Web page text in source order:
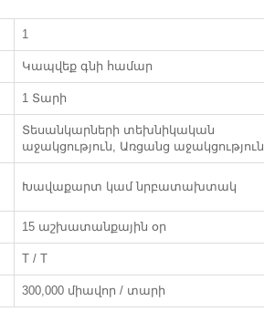
1
Կապվեք գնի համար
1 Տարի
Տեսանկարների տեխնիկական
աջակցություն, Առցանց աջակցություն
Խավաքարտ կամ նրբատախտակ
15 աշխատանքային օր
T / T
300,000 միավոր / տարի